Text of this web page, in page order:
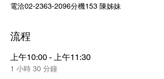
電洽02-2363-2096分機153 陳姊妹
流程
上午10:00 - 上午11:30
1 小時 30 分鐘